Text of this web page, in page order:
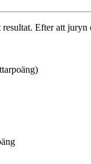
Efter att